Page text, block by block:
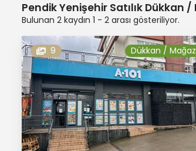
Pendik Yenişehir Satılık Dükkan
Bulunan 2 kaydın 1 - 2 arası gösteriliyor.
9 Dükkan /